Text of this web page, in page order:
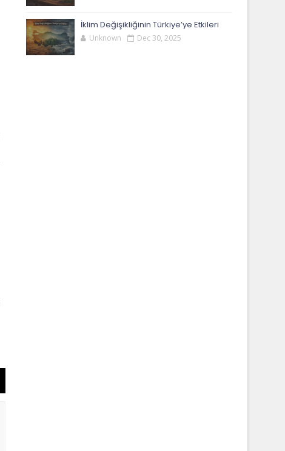
İklim Değişikliğinin Türkiye’ye Etkileri
Unknown Dec 30, 2025